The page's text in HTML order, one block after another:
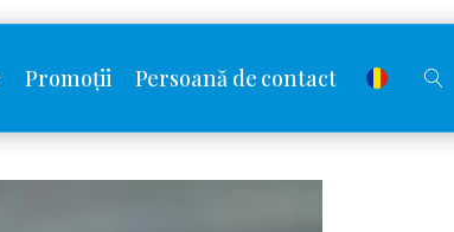
Promoții Persoană de contact